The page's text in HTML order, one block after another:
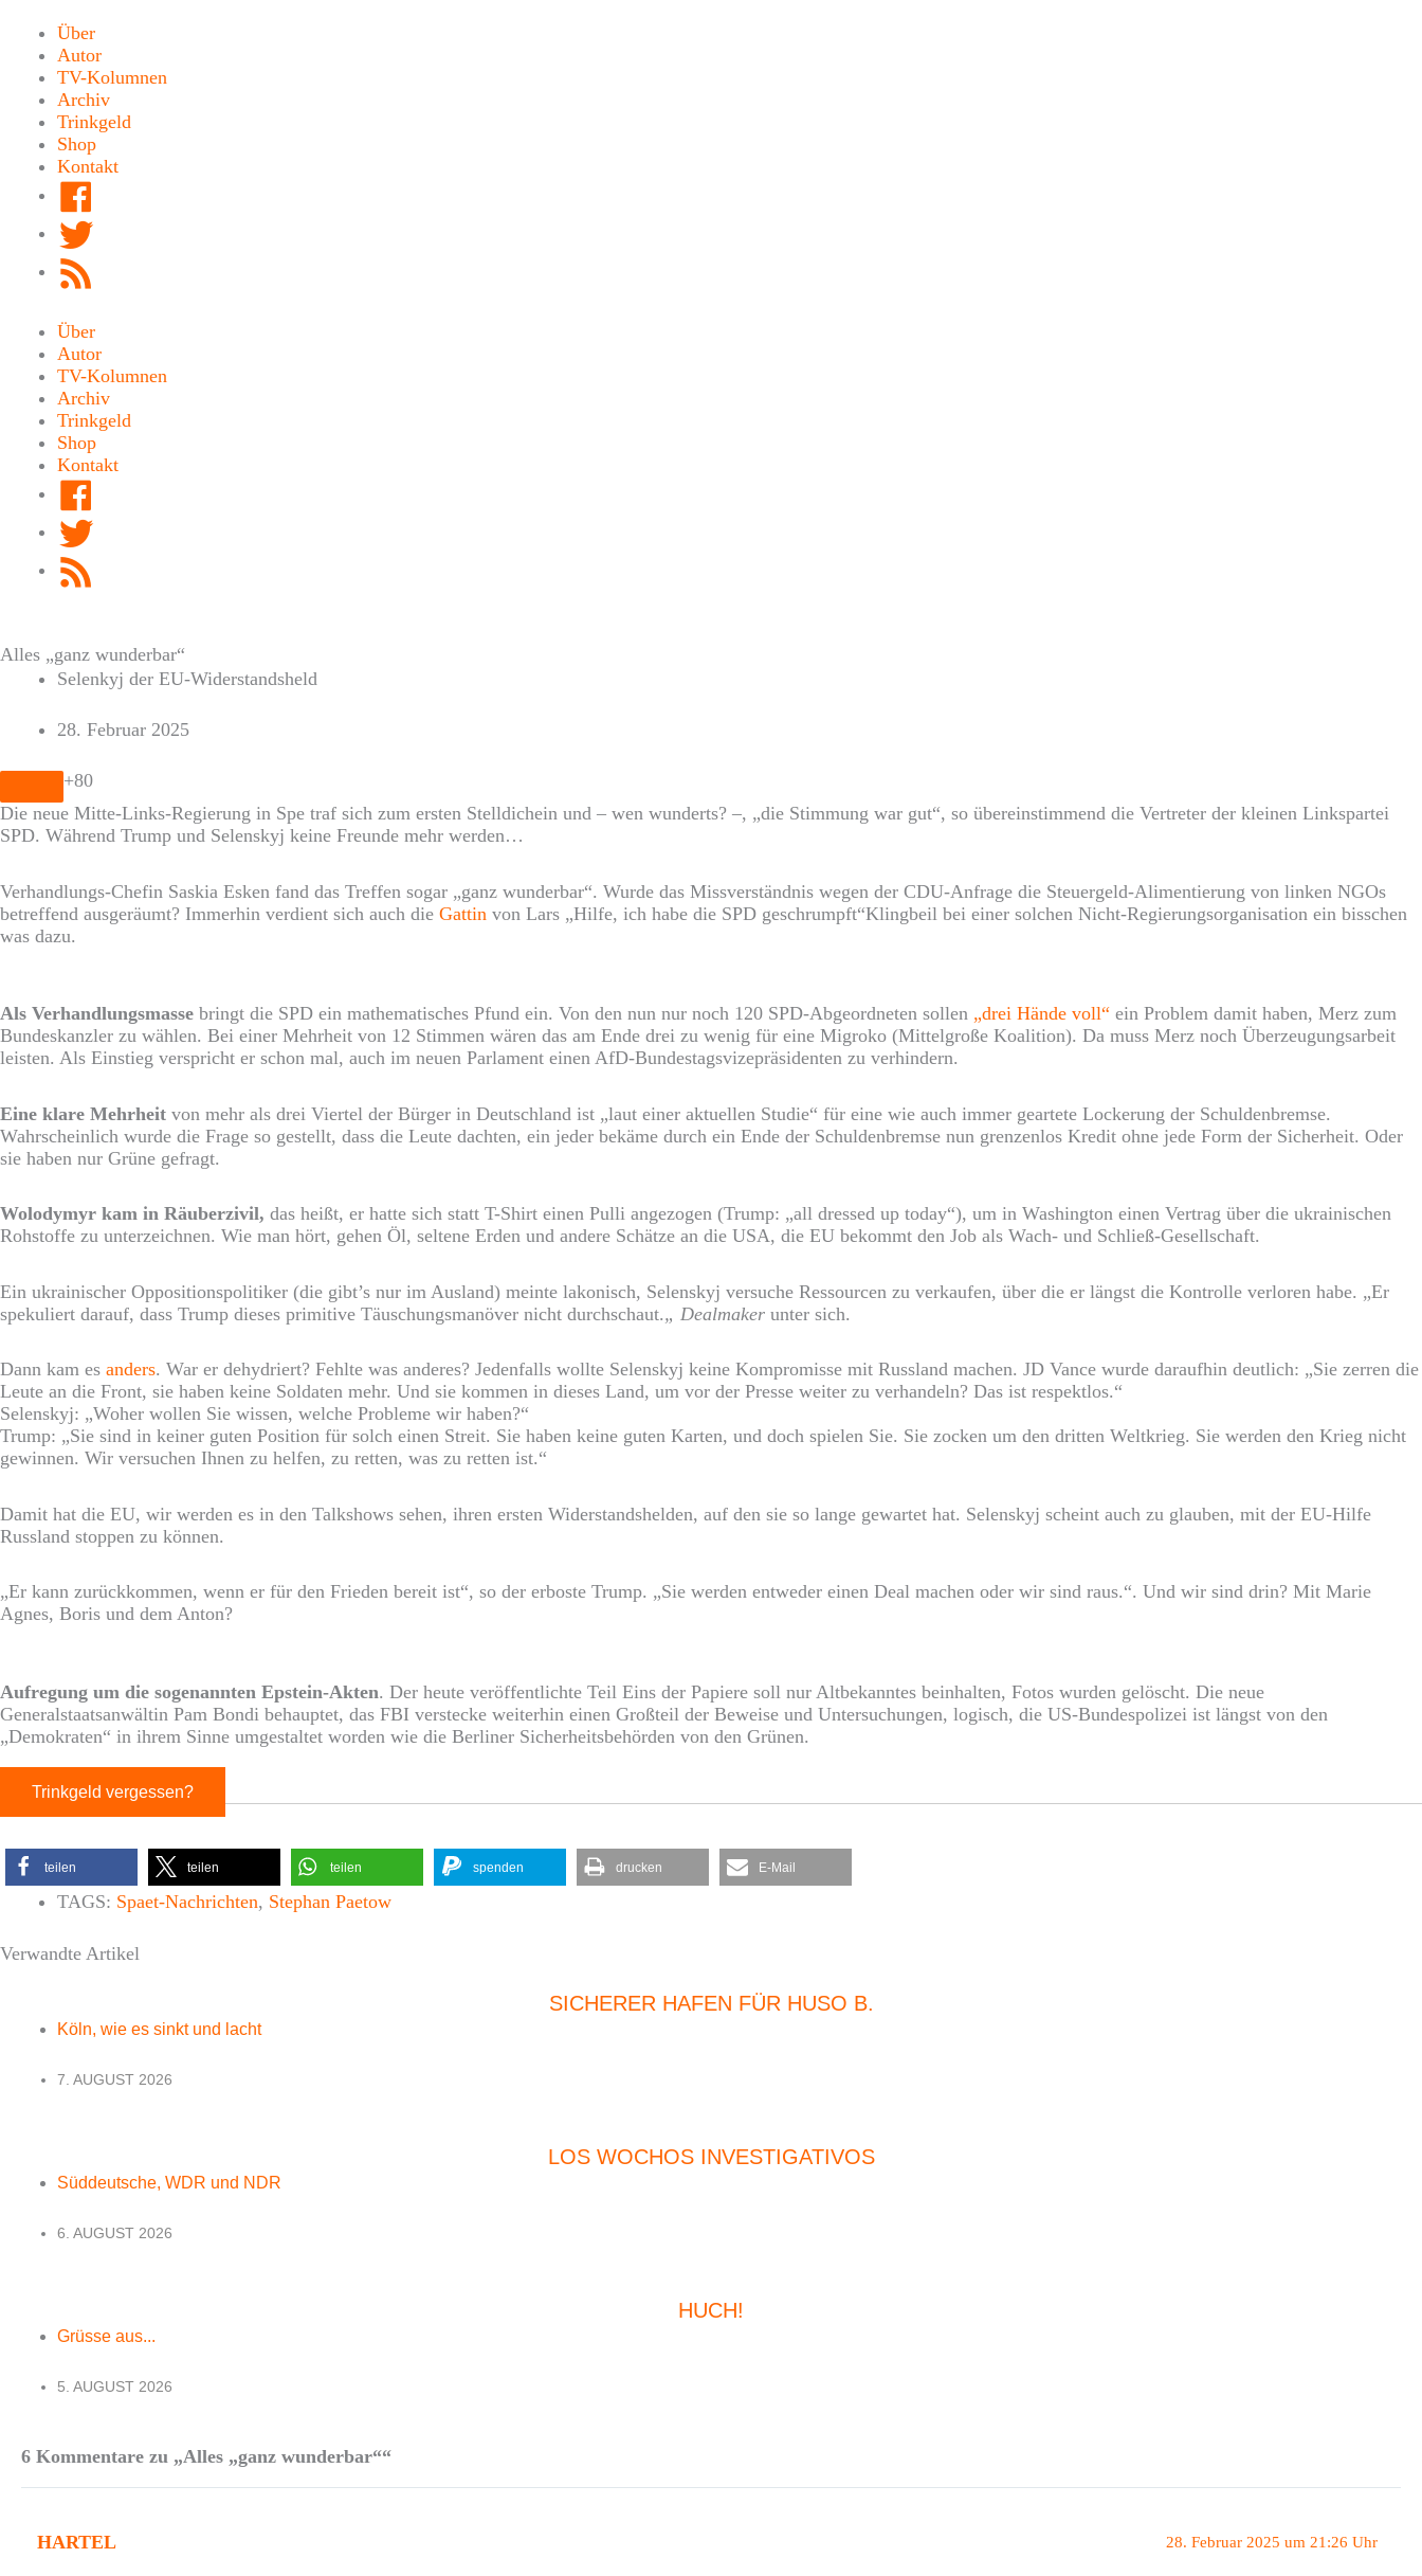
Inhalt
springen
Über
Autor
TV-Kolumnen
Archiv
Trinkgeld
Shop
Kontakt
Über
Autor
TV-Kolumnen
Archiv
Trinkgeld
Shop
Kontakt
Alles „ganz wunderbar“
Selenkyj der EU-Widerstandsheld
28. Februar 2025
+80
Die neue Mitte-Links-Regierung in Spe traf sich zum ersten Stelldichein und – wen wunderts? –, „die Stimmung war gut“, so übereinstimmend die Vertreter der kleinen Linkspartei
SPD. Während Trump und Selenskyj keine Freunde mehr werden…
Verhandlungs-Chefin Saskia Esken fand das Treffen sogar „ganz wunderbar“. Wurde das Missverständnis wegen der CDU-Anfrage die Steuergeld-Alimentierung von linken NGOs
betreffend ausgeräumt? Immerhin verdient sich auch die Gattin von Lars „Hilfe, ich habe die SPD geschrumpft“Klingbeil bei einer solchen Nicht-Regierungsorganisation ein bisschen
was dazu.
Als Verhandlungsmasse bringt die SPD ein mathematisches Pfund ein. Von den nun nur noch 120 SPD-Abgeordneten sollen „drei Hände voll“ ein Problem damit haben, Merz zum
Bundeskanzler zu wählen. Bei einer Mehrheit von 12 Stimmen wären das am Ende drei zu wenig für eine Migroko (Mittelgroße Koalition). Da muss Merz noch Überzeugungsarbeit
leisten. Als Einstieg verspricht er schon mal, auch im neuen Parlament einen AfD-Bundestagsvizepräsidenten zu verhindern.
Eine klare Mehrheit von mehr als drei Viertel der Bürger in Deutschland ist „laut einer aktuellen Studie“ für eine wie auch immer geartete Lockerung der Schuldenbremse.
Wahrscheinlich wurde die Frage so gestellt, dass die Leute dachten, ein jeder bekäme durch ein Ende der Schuldenbremse nun grenzenlos Kredit ohne jede Form der Sicherheit. Oder
sie haben nur Grüne gefragt.
Wolodymyr kam in Räuberzivil, das heißt, er hatte sich statt T-Shirt einen Pulli angezogen (Trump: „all dressed up today“), um in Washington einen Vertrag über die ukrainischen
Rohstoffe zu unterzeichnen. Wie man hört, gehen Öl, seltene Erden und andere Schätze an die USA, die EU bekommt den Job als Wach- und Schließ-Gesellschaft.
Ein ukrainischer Oppositionspolitiker (die gibt’s nur im Ausland) meinte lakonisch, Selenskyj versuche Ressourcen zu verkaufen, über die er längst die Kontrolle verloren habe. „Er
spekuliert darauf, dass Trump dieses primitive Täuschungsmanöver nicht durchschaut.„ Dealmaker unter sich.
Dann kam es anders. War er dehydriert? Fehlte was anderes? Jedenfalls wollte Selenskyj keine Kompromisse mit Russland machen. JD Vance wurde daraufhin deutlich: „Sie zerren die
Leute an die Front, sie haben keine Soldaten mehr. Und sie kommen in dieses Land, um vor der Presse weiter zu verhandeln? Das ist respektlos.“
Selenskyj: „Woher wollen Sie wissen, welche Probleme wir haben?“
Trump: „Sie sind in keiner guten Position für solch einen Streit. Sie haben keine guten Karten, und doch spielen Sie. Sie zocken um den dritten Weltkrieg. Sie werden den Krieg nicht
gewinnen. Wir versuchen Ihnen zu helfen, zu retten, was zu retten ist.“
Damit hat die EU, wir werden es in den Talkshows sehen, ihren ersten Widerstandshelden, auf den sie so lange gewartet hat. Selenskyj scheint auch zu glauben, mit der EU-Hilfe
Russland stoppen zu können.
„Er kann zurückkommen, wenn er für den Frieden bereit ist“, so der erboste Trump. „Sie werden entweder einen Deal machen oder wir sind raus.“. Und wir sind drin? Mit Marie
Agnes, Boris und dem Anton?
Aufregung um die sogenannten Epstein-Akten. Der heute veröffentlichte Teil Eins der Papiere soll nur Altbekanntes beinhalten, Fotos wurden gelöscht. Die neue
Generalstaatsanwältin Pam Bondi behauptet, das FBI verstecke weiterhin einen Großteil der Beweise und Untersuchungen, logisch, die US-Bundespolizei ist längst von den
„Demokraten“ in ihrem Sinne umgestaltet worden wie die Berliner Sicherheitsbehörden von den Grünen.
Trinkgeld vergessen?
teilen teilen teilen spenden drucken E-Mail
TAGS: Spaet-Nachrichten, Stephan Paetow
Verwandte Artikel
SICHERER HAFEN FÜR HUSO B.
Köln, wie es sinkt und lacht
7. AUGUST 2026
LOS WOCHOS INVESTIGATIVOS
Süddeutsche, WDR und NDR
6. AUGUST 2026
HUCH!
Grüsse aus...
5. AUGUST 2026
6 Kommentare zu „Alles „ganz wunderbar““
HARTEL 28. Februar 2025 um 21:26 Uhr